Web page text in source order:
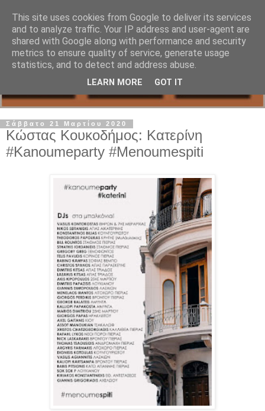
Σάββατο 21 Μαρτίου 2020
Κώστας Κουκοδήμος: Κατερίνη
#Kanoumeparty #Menoumespiti
This site uses cookies from Google to deliver its services
and to analyze traffic. Your IP address and user-agent are
shared with Google along with performance and security
metrics to ensure quality of service, generate usage
statistics, and to detect and address abuse.
LEARN MORE GOT IT